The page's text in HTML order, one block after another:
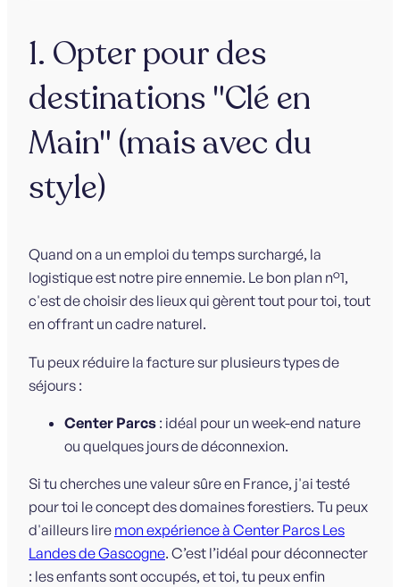
1. Opter pour des
destinations "Clé en
Main" (mais avec du
style)
Quand on a un emploi du temps surchargé, la
logistique est notre pire ennemie. Le bon plan n°1,
c'est de choisir des lieux qui gèrent tout pour toi, tout
en offrant un cadre naturel.
Tu peux réduire la facture sur plusieurs types de
séjours :
Center Parcs : idéal pour un week-end nature
ou quelques jours de déconnexion.
Si tu cherches une valeur sûre en France, j'ai testé
pour toi le concept des domaines forestiers. Tu peux
d'ailleurs lire mon expérience à Center Parcs Les
Landes de Gascogne. C’est l’idéal pour déconnecter
: les enfants sont occupés, et toi, tu peux enfin